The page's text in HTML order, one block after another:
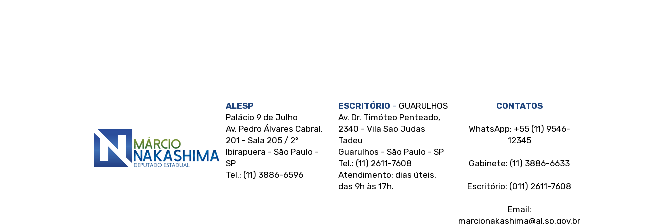
ALESP
Palácio 9 de Julho
Av. Pedro Álvares Cabral,
201 - Sala 205 / 2º
Ibirapuera - São Paulo -
SP
Tel.: (11) 3886-6596
ESCRITÓRIO – GUARULHOS
Av. Dr. Timóteo Penteado,
2340 - Vila Sao Judas
Tadeu
Guarulhos - São Paulo - SP
Tel.: (11) 2611-7608
Atendimento: dias úteis,
das 9h às 17h.
CONTATOS
WhatsApp: +55 (11) 9546-
12345
Gabinete: (11) 3886-6633
Escritório: (011) 2611-7608
Email:
marcionakashima@al.sp.gov.br